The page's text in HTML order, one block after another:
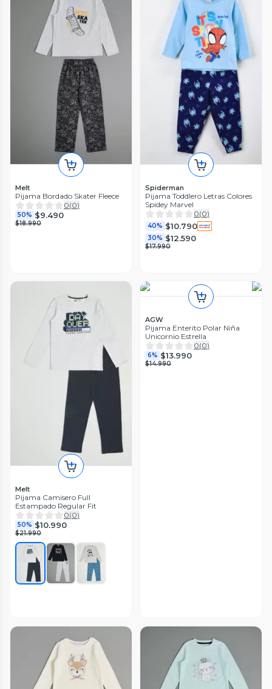
Melt
Pijama Bordado Skater Fleece
0(0)
50% $9.490
$18.990
Spiderman
Pijama Toddlero Letras Colores
Spidey Marvel
0(0)
40% $10.790
30% $12.590
$17.990
Melt
Pijama Camisero Full
Estampado Regular Fit
0(0)
50% $10.990
$21.990
AGW
Pijama Enterito Polar Niña
Unicornio Estrella
0(0)
6% $13.990
$14.990